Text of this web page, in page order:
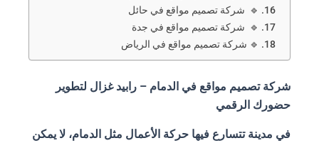
🔹 شركة تصميم مواقع في حائل
🔹 شركة تصميم مواقع في جدة
🔹 شركة تصميم مواقع في الرياض
شركة تصميم مواقع في الدمام – رابيد غزال لتطوير
حضورك الرقمي
في مدينة تتسارع فيها حركة الأعمال مثل الدمام، لا يمكن